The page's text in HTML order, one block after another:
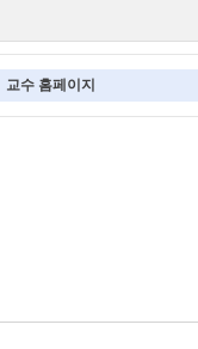
교수 홈페이지